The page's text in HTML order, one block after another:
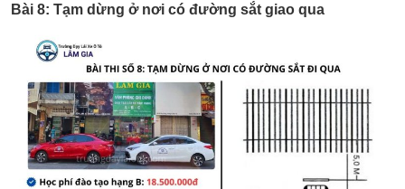
Bài 8: Tạm dừng ở nơi có đường sắt giao qua